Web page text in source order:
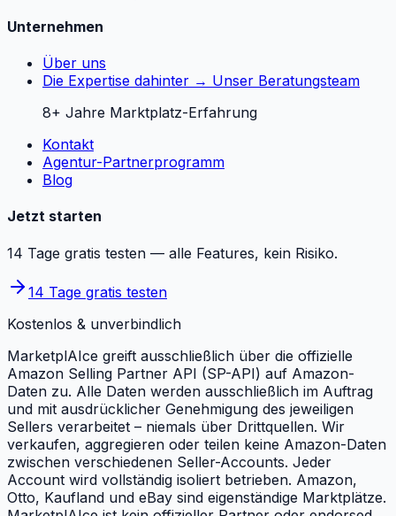
Unternehmen
Über uns
Die Expertise dahinter → Unser Beratungsteam
8+ Jahre Marktplatz-Erfahrung
Kontakt
Agentur-Partnerprogramm
Blog
Jetzt starten
14 Tage gratis testen — alle Features, kein Risiko.
14 Tage gratis testen
Kostenlos & unverbindlich
MarketplAIce greift ausschließlich über die offizielle
Amazon Selling Partner API (SP-API) auf Amazon-
Daten zu. Alle Daten werden ausschließlich im Auftrag
und mit ausdrücklicher Genehmigung des jeweiligen
Sellers verarbeitet – niemals über Drittquellen. Wir
verkaufen, aggregieren oder teilen keine Amazon-Daten
zwischen verschiedenen Seller-Accounts. Jeder
Account wird vollständig isoliert betrieben. Amazon,
Otto, Kaufland und eBay sind eigenständige Marktplätze.